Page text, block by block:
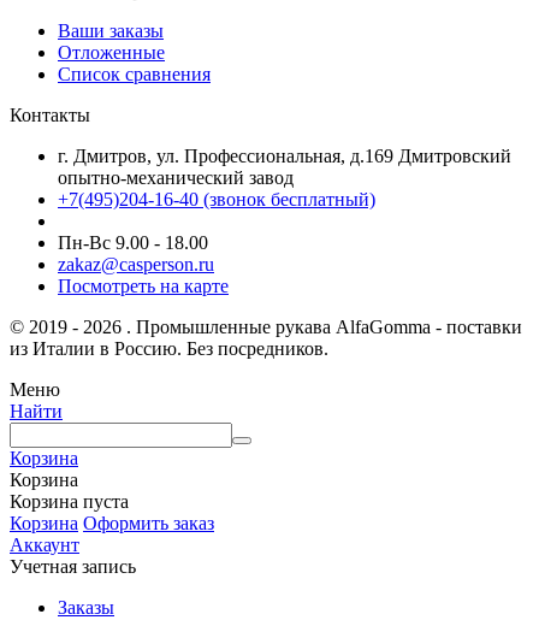
Ваши заказы
Отложенные
Список сравнения
Контакты
г. Дмитров, ул. Профессиональная, д.169 Дмитровский
опытно-механический завод
+7(495)204-16-40 (звонок бесплатный)
Пн-Вс 9.00 - 18.00
zakaz@casperson.ru
Посмотреть на карте
© 2019 - 2026 . Промышленные рукава AlfaGomma - поставки
из Италии в Россию. Без посредников.
Меню
Найти
Корзина
Корзина
Корзина пуста
Корзина Оформить заказ
Аккаунт
Учетная запись
Заказы